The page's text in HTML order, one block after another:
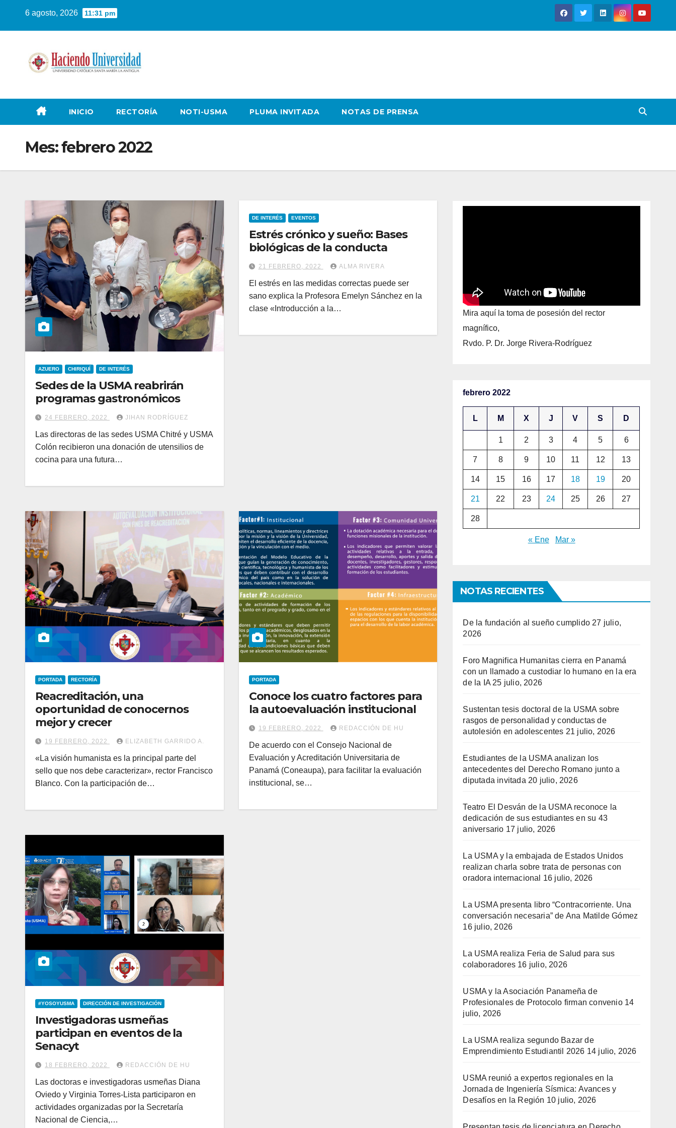
6 agosto, 2026 11:31 pm
INICIO RECTORÍA NOTI-USMA PLUMA INVITADA NOTAS DE PRENSA
Mes:febrero 2022
AZUERO CHIRIQUÍ DE INTERÉS
Sedes de la USMA reabrirán
programas gastronómicos
24 FEBRERO, 2022 JIHAN RODRÍGUEZ
Las directoras de las sedes USMA Chitré y USMA
Colón recibieron una donación de utensilios de
cocina para una futura…
DE INTERÉS EVENTOS
Estrés crónico y sueño: Bases
biológicas de la conducta
21 FEBRERO, 2022 ALMA RIVERA
El estrés en las medidas correctas puede ser
sano explica la Profesora Emelyn Sánchez en la
clase «Introducción a la…
PORTADA RECTORÍA
Reacreditación, una
oportunidad de conocernos
mejor y crecer
19 FEBRERO, 2022 ELIZABETH GARRIDO A.
«La visión humanista es la principal parte del
sello que nos debe caracterizar», rector Francisco
Blanco. Con la participación de…
PORTADA
Conoce los cuatro factores para
la autoevaluación institucional
19 FEBRERO, 2022 REDACCIÓN DE HU
De acuerdo con el Consejo Nacional de
Evaluación y Acreditación Universitaria de
Panamá (Coneaupa), para facilitar la evaluación
institucional, se…
#YOSOYUSMA DIRECCIÓN DE INVESTIGACIÓN
Investigadoras usmeñas
participan en eventos de la
Senacyt
18 FEBRERO, 2022 REDACCIÓN DE HU
Las doctoras e investigadoras usmeñas Diana
Oviedo y Virginia Torres-Lista participaron en
actividades organizadas por la Secretaría
Nacional de Ciencia,…
Mira aquí la toma de posesión del rector
magnífico,
Rvdo. P. Dr. Jorge Rivera-Rodríguez
febrero 2022
L M X J V S D
1 2 3 4 5 6
7 8 9 10 11 12 13
14 15 16 17 18 19 20
21 22 23 24 25 26 27
28
« Ene Mar »
NOTAS RECIENTES
De la fundación al sueño cumplido 27 julio,
2026
Foro Magnifica Humanitas cierra en Panamá
con un llamado a custodiar lo humano en la era
de la IA 25 julio, 2026
Sustentan tesis doctoral de la USMA sobre
rasgos de personalidad y conductas de
autolesión en adolescentes 21 julio, 2026
Estudiantes de la USMA analizan los
antecedentes del Derecho Romano junto a
diputada invitada 20 julio, 2026
Teatro El Desván de la USMA reconoce la
dedicación de sus estudiantes en su 43
aniversario 17 julio, 2026
La USMA y la embajada de Estados Unidos
realizan charla sobre trata de personas con
oradora internacional
16 julio, 2026
La USMA presenta libro “Contracorriente. Una
conversación necesaria” de Ana Matilde Gómez
16 julio, 2026
La USMA realiza Feria de Salud para sus
colaboradores 16 julio, 2026
USMA y la Asociación Panameña de
Profesionales de Protocolo firman convenio 14
julio, 2026
La USMA realiza segundo Bazar de
Emprendimiento Estudiantil 2026 14 julio, 2026
USMA reunió a expertos regionales en la
Jornada de Ingeniería Sísmica: Avances y
Desafíos en la Región 10 julio, 2026